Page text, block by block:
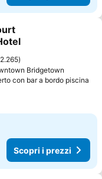
ai preferiti
2.265
Bridgetown
con bar a bordo piscina
Scopri i prezzi